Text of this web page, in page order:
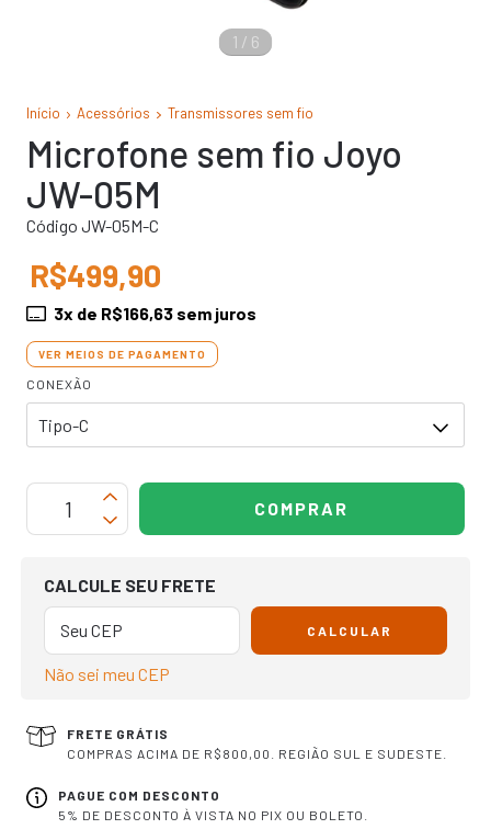
1 / 6
Início Acessórios Transmissores sem fio
Microfone sem fio Joyo
JW-05M
Código JW-05M-C
R$499,90
3x de R$166,63 sem juros
VER MEIOS DE PAGAMENTO
CONEXÃO
OPÇÕES DE FRETE
CALCULE SEU FRETE
CALCULAR
Não sei meu CEP
FRETE GRÁTIS
COMPRAS ACIMA DE R$800,00. REGIÃO SUL E SUDESTE.
PAGUE COM DESCONTO
5% DE DESCONTO À VISTA NO PIX OU BOLETO.